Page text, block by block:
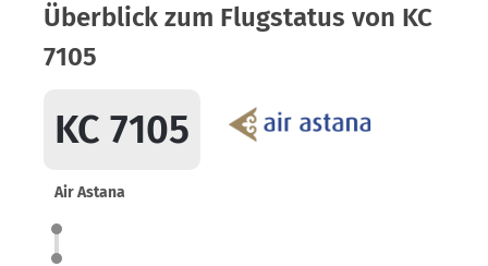
Überblick zum Flugstatus von KC
7105
KC 7105
Air Astana